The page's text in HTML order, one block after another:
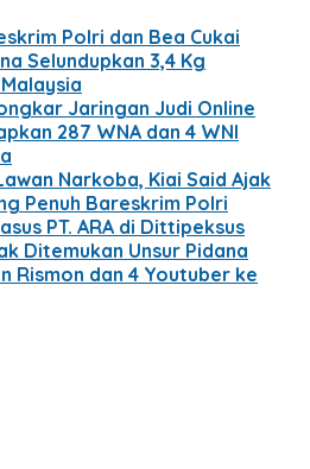
Polri dan Bea Cukai
Selundupkan 3,4 Kg
Jaringan Judi Online
287 WNA dan 4 WNI
Narkoba, Kiai Said Ajak
Penuh Bareskrim Polri
PT. ARA di Dittipeksus
Ditemukan Unsur Pidana
Rismon dan 4 Youtuber ke